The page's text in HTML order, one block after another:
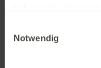
Notwendig